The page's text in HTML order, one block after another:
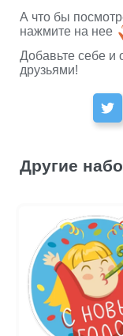
А что бы
нажмите на нее
Добавьте себе и
друзьями!
Другие